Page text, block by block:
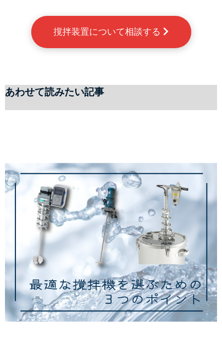
撹拌装置について相談する
あわせて読みたい記事